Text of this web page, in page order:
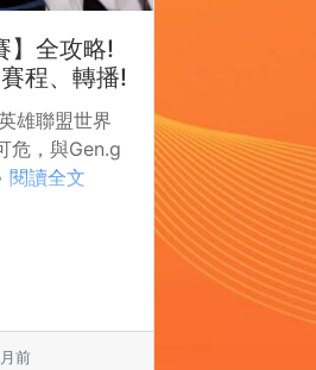
】全攻略!
程、轉播!
雄聯盟世界
危，與Gen.g
閱讀全文
前